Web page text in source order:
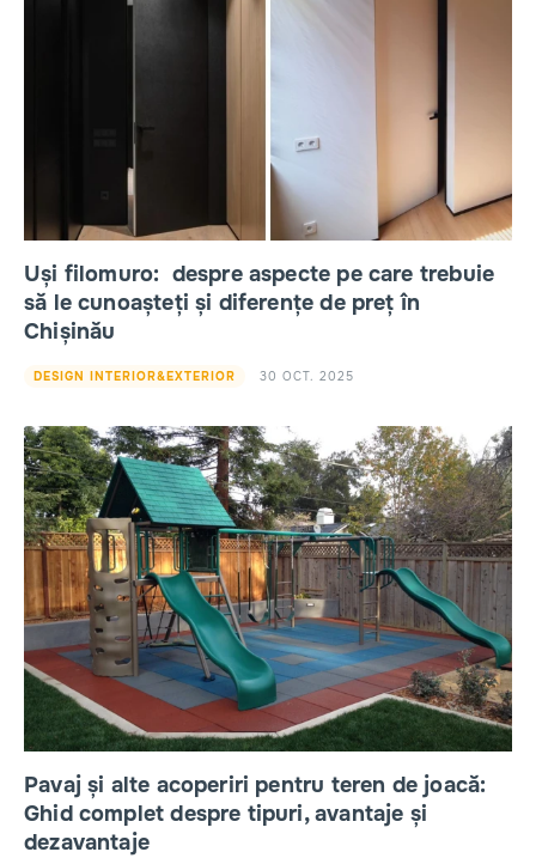
Uși filomuro: despre aspecte pe care trebuie
să le cunoașteți și diferențe de preț în
Chișinău
DESIGN INTERIOR&EXTERIOR 30 OCT. 2025
Pavaj și alte acoperiri pentru teren de joacă:
Ghid complet despre tipuri, avantaje și
dezavantaje